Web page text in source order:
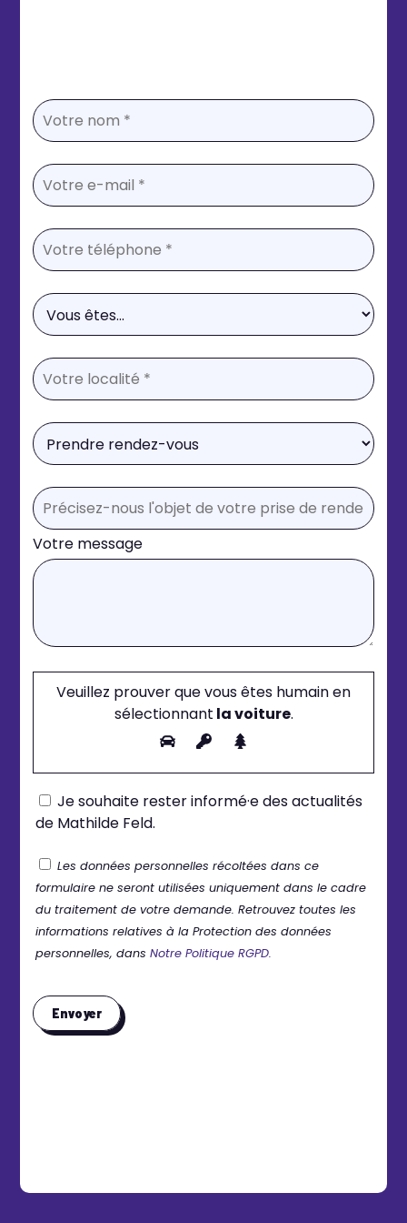
Votre message
Veuillez prouver que vous êtes humain en
sélectionnant la voiture.
Je souhaite rester informé·e des actualités
de Mathilde Feld.
Les données personnelles récoltées dans ce
formulaire ne seront utilisées uniquement dans le cadre
du traitement de votre demande. Retrouvez toutes les
informations relatives à la Protection des données
personnelles, dansNotre Politique RGPD.